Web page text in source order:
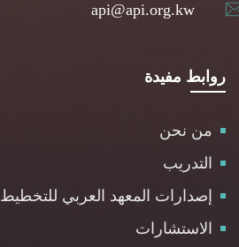
api@api.org.kw
روابط مفيدة
من نحن
التدريب
إصدارات المعهد العربي للتخطيط
الاستشارات